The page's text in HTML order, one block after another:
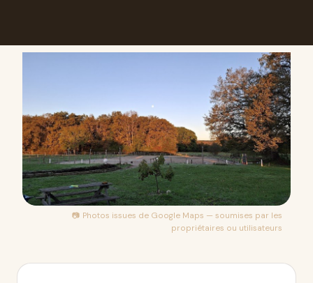
📷 Photos issues de Google Maps — soumises par les
propriétaires ou utilisateurs